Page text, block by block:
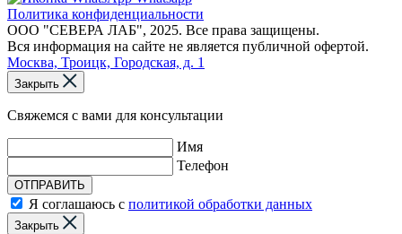
Политика конфиденциальности
ООО "СЕВЕРА ЛАБ", 2025. Все права защищены.
Вся информация на сайте не является публичной офертой.
Москва, Троицк, Городская, д. 1
Закрыть
Свяжемся с вами для консультации
Имя
Телефон
ОТПРАВИТЬ
Я соглашаюсь с политикой обработки данных
Закрыть